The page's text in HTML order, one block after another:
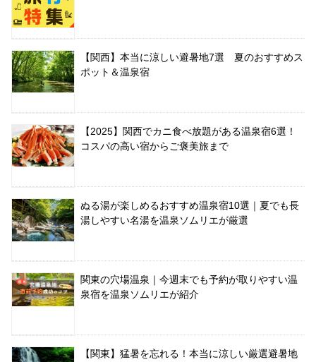
【関西】本当に涼しい避暑地7選 夏のおすすめス
ポット＆温泉宿
【2025】関西でカニ食べ放題がある温泉宿6選！
コスパの高い宿からご褒美旅まで
ぬる湯が楽しめるおすすめ温泉宿10選｜夏でも長
湯しやすい名湯を温泉ソムリエが厳選
関東の穴場温泉｜今週末でも予約が取りやすい温
泉宿を温泉ソムリエが紹介
【関東】猛暑を忘れる！本当に涼しい厳選避暑地